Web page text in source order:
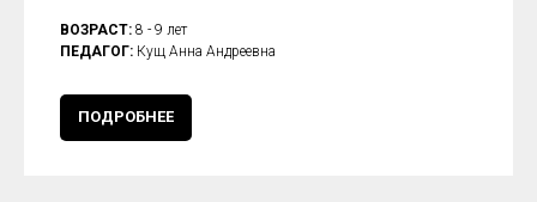
ВОЗРАСТ: 8 - 9 лет
ПЕДАГОГ: Кущ Анна Андреевна
ПОДРОБНЕЕ